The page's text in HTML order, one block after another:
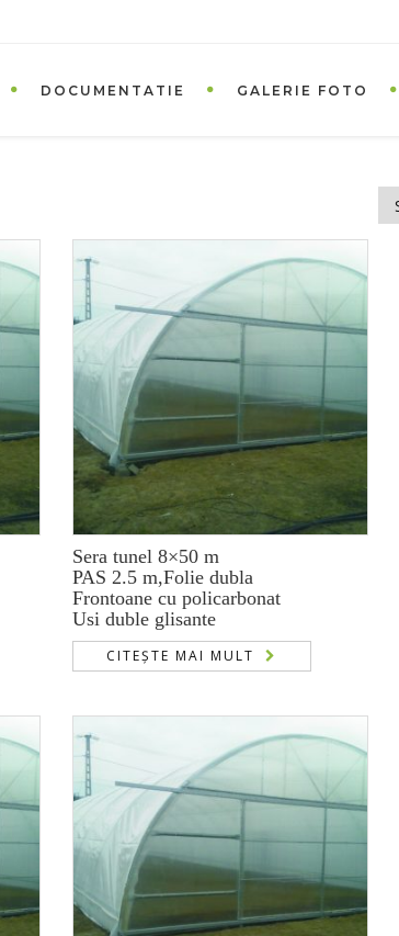
DOCUMENTATIE GALERIE FOTO
Sera tunel 8×50 m
PAS 2.5 m,Folie dubla
Frontoane cu policarbonat
Usi duble glisante
CITEȘTE MAI MULT